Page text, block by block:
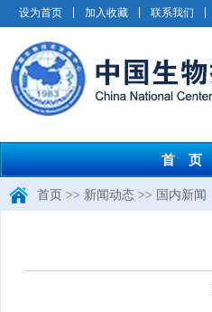
设为首页 加入收藏 联系我们
首 页
首页 >> 新闻动态 >> 国内新闻